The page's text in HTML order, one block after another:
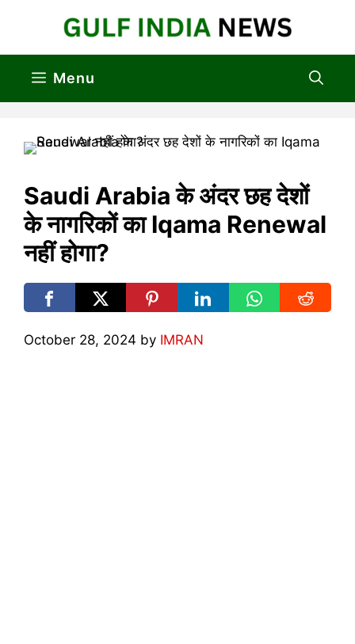
Menu
Saudi Arabia के अंदर छह देशों
के नागरिकों का Iqama Renewal
नहीं होगा?
October 28, 2024 by IMRAN